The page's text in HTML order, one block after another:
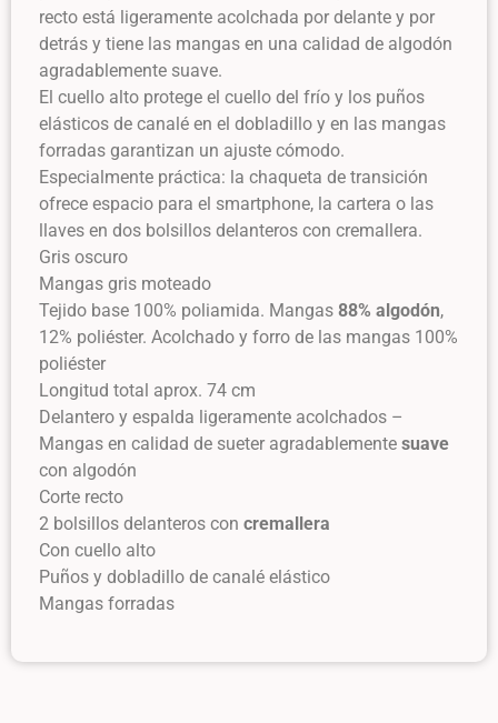
recto está ligeramente acolchada por delante y por
detrás y tiene las mangas en una calidad de algodón
agradablemente suave.
El cuello alto protege el cuello del frío y los puños
elásticos de canalé en el dobladillo y en las mangas
forradas garantizan un ajuste cómodo.
Especialmente práctica: la chaqueta de transición
ofrece espacio para el smartphone, la cartera o las
llaves en dos bolsillos delanteros con cremallera.
Gris oscuro
Mangas gris moteado
Tejido base 100% poliamida. Mangas 88% algodón,
12% poliéster. Acolchado y forro de las mangas 100%
poliéster
Longitud total aprox. 74 cm
Delantero y espalda ligeramente acolchados –
Mangas en calidad de sueter agradablemente suave
con algodón
Corte recto
2 bolsillos delanteros con cremallera
Con cuello alto
Puños y dobladillo de canalé elástico
Mangas forradas